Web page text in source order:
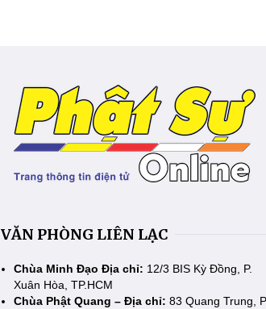
VĂN PHÒNG LIÊN LẠC
Chùa Minh Đạo Địa chỉ: 12/3 BIS Kỳ Đồng, P.
Xuân Hòa, TP.HCM
Chùa Phật Quang – Địa chỉ: 83 Quang Trung, P.